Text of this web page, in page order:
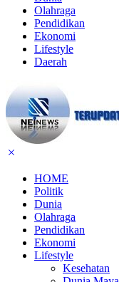
Olahraga
Pendidikan
Ekonomi
Lifestyle
Daerah
HOME
Politik
Dunia
Olahraga
Pendidikan
Ekonomi
Lifestyle
Kesehatan